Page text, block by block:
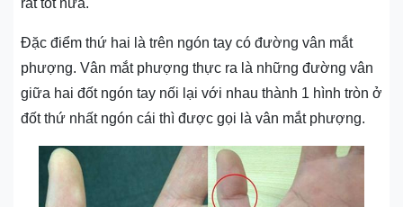
rất tốt nữa.
Đặc điểm thứ hai là trên ngón tay có đường vân mắt
phượng. Vân mắt phượng thực ra là những đường vân
giữa hai đốt ngón tay nối lại với nhau thành 1 hình tròn ở
đốt thứ nhất ngón cái thì được gọi là vân mắt phượng.